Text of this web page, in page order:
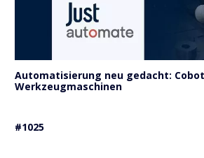
Automatisierung neu gedacht:
Werkzeugmaschinen
#1025